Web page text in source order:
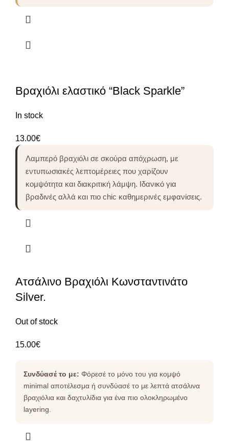
Βραχιόλι ελαστικό “Black Sparkle”
In stock
13.00€
Λαμπερό βραχιόλι σε σκούρα απόχρωση, με
εντυπωσιακές λεπτομέρειες που χαρίζουν
κομψότητα και διακριτική λάμψη. Ιδανικό για
βραδινές αλλά και πιο chic καθημερινές εμφανίσεις.
Ατσάλινο Βραχιόλι Κωνσταντινάτο
Silver.
Out of stock
15.00€
Συνδύασέ το με: Φόρεσέ το μόνο του για κομψό
minimal αποτέλεσμα ή συνδύασέ το με λεπτά ατσάλινα
βραχιόλια και δαχτυλίδια για ένα πιο ολοκληρωμένο
layering.